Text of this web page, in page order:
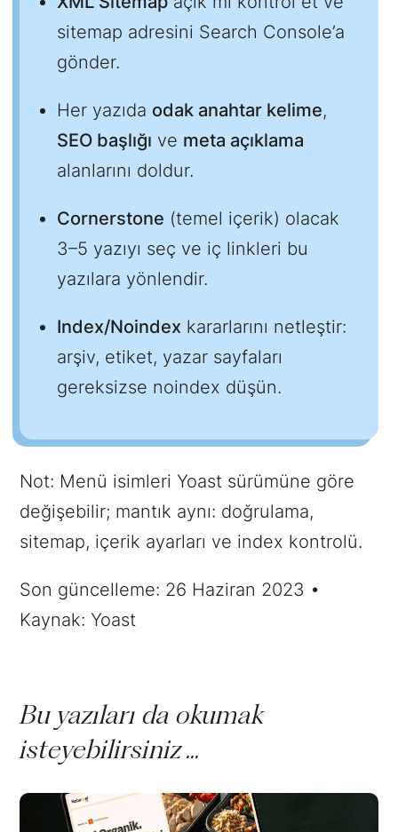
sitemap adresini Search Console’a
gönder.
Her yazıda odak anahtar kelime,
SEO başlığı ve meta açıklama
alanlarını doldur.
Cornerstone (temel içerik) olacak
3–5 yazıyı seç ve iç linkleri bu
yazılara yönlendir.
Index/Noindex kararlarını netleştir:
arşiv, etiket, yazar sayfaları
gereksizse noindex düşün.
Not: Menü isimleri Yoast sürümüne göre
değişebilir; mantık aynı: doğrulama,
sitemap, içerik ayarları ve index kontrolü.
Son güncelleme: 26 Haziran 2023 •
Kaynak: Yoast
Bu yazıları da okumak
isteyebilirsiniz ...